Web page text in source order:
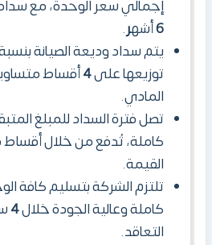
إجمالي سعر الوحدة، مع
6أشهر.
يتم سداد وديعة الصيانة
توزيعها على4أقساط
المادي.
تصل فترة السداد للمبلغ
كاملة، تُدفع من خلال أقساط
القيمة.
تلتزم الشركة بتسليم كافة
كاملة وعالية الجودة خلال4
التعاقد.